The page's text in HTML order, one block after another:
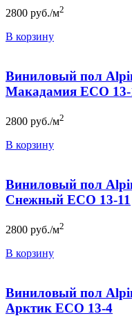
2800 руб./м2
В корзину
Виниловый пол
Макадамия ЕСО 13-
2800 руб./м2
В корзину
Виниловый пол
Снежный ЕСО 13-11
2800 руб./м2
В корзину
Виниловый пол
Арктик ЕСО 13-4